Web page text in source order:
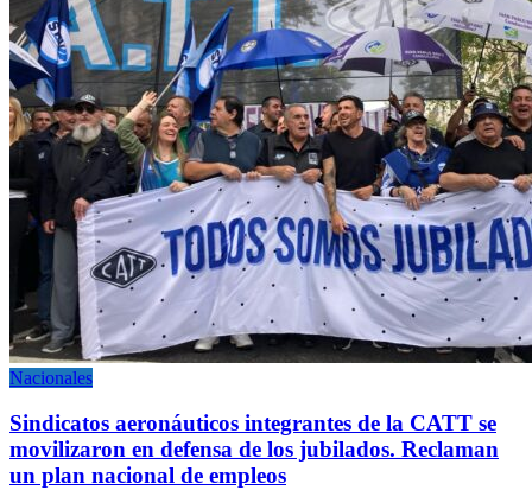
Nacionales
Sindicatos aeronáuticos integrantes de la CATT se
movilizaron en defensa de los jubilados. Reclaman
un plan nacional de empleos